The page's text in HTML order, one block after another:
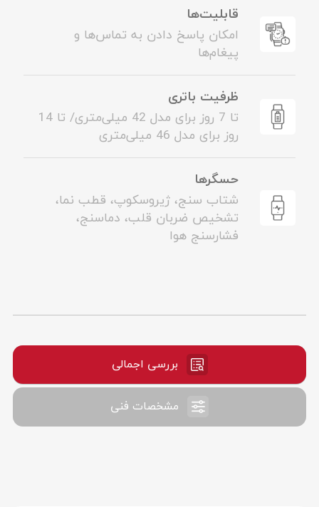
قابلیت‌ها
امکان پاسخ دادن به تماس‌ها و
پیغام‌ها
ظرفیت باتری
تا 7 روز برای مدل 42 میلی‌متری/ تا 14
روز برای مدل 46 میلی‌متری
حسگرها
شتاب سنج، ژیروسکوپ، قطب نما،
تشخیص ضربان قلب، دماسنج،
فشارسنج هوا
بررسی اجمالی
مشخصات فنی